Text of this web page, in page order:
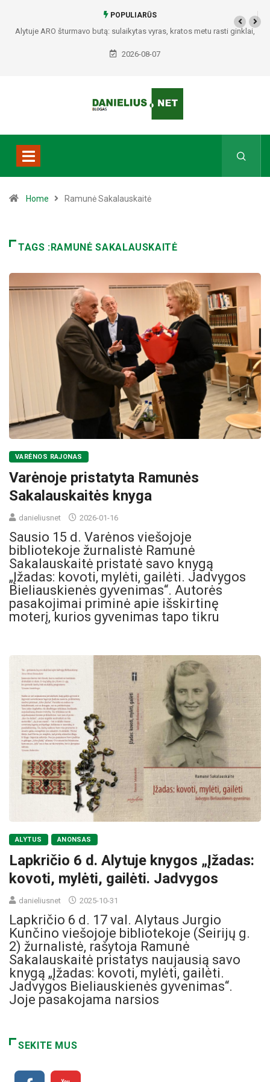
POPULIARŪS
Alytuje ARO šturmavo butą: sulaikytas vyras, kratos metu rasti ginklai,
Seirijuose – įtariami narkotikai BMW automobilyje
2026-08-07
Home Ramunė Sakalauskaitė
TAGS :RAMUNĖ SAKALAUSKAITĖ
VARĖNOS RAJONAS
Varėnoje pristatyta Ramunės
Sakalauskaitės knyga
danieliusnet 2026-01-16
Sausio 15 d. Varėnos viešojoje
bibliotekoje žurnalistė Ramunė
Sakalauskaitė pristatė savo knygą
„Įžadas: kovoti, mylėti, gailėti. Jadvygos
Bieliauskienės gyvenimas“. Autorės
pasakojimai priminė apie išskirtinę
moterį, kurios gyvenimas tapo tikru
ALYTUS ANONSAS
Lapkričio 6 d. Alytuje knygos „Įžadas:
kovoti, mylėti, gailėti. Jadvygos
danieliusnet 2025-10-31
Lapkričio 6 d. 17 val. Alytaus Jurgio
Kunčino viešojoje bibliotekoje (Seirijų g.
2) žurnalistė, rašytoja Ramunė
Sakalauskaitė pristatys naujausią savo
knygą „Įžadas: kovoti, mylėti, gailėti.
Jadvygos Bieliauskienės gyvenimas“.
Joje pasakojama narsios
SEKITE MUS